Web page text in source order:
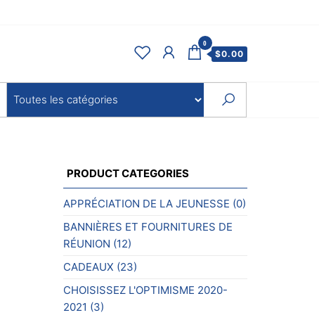
0
$0.00
PRODUCT CATEGORIES
APPRÉCIATION DE LA JEUNESSE (0)
BANNIÈRES ET FOURNITURES DE
RÉUNION (12)
CADEAUX (23)
CHOISISSEZ L'OPTIMISME 2020-
2021 (3)